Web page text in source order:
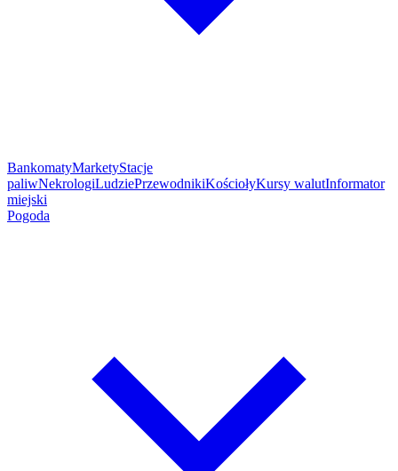
BankomatyMarketyStacje
paliwNekrologiLudziePrzewodnikiKościołyKursy walutInformator
miejski
Pogoda